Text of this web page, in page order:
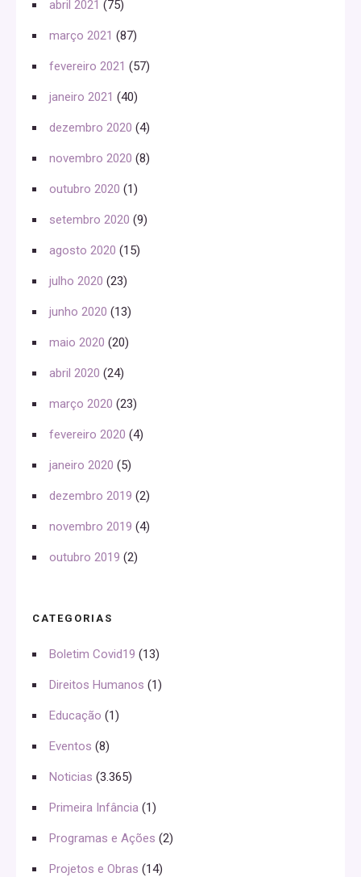
abril 2021 (75)
março 2021 (87)
fevereiro 2021 (57)
janeiro 2021 (40)
dezembro 2020 (4)
novembro 2020 (8)
outubro 2020 (1)
setembro 2020 (9)
agosto 2020 (15)
julho 2020 (23)
junho 2020 (13)
maio 2020 (20)
abril 2020 (24)
março 2020 (23)
fevereiro 2020 (4)
janeiro 2020 (5)
dezembro 2019 (2)
novembro 2019 (4)
outubro 2019 (2)
CATEGORIAS
Boletim Covid19 (13)
Direitos Humanos (1)
Educação (1)
Eventos (8)
Noticias (3.365)
Primeira Infância (1)
Programas e Ações (2)
Projetos e Obras (14)